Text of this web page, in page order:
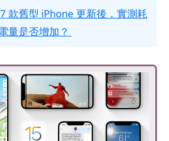
7 款舊型 iPhone 更新後，實測耗
量是否增加？